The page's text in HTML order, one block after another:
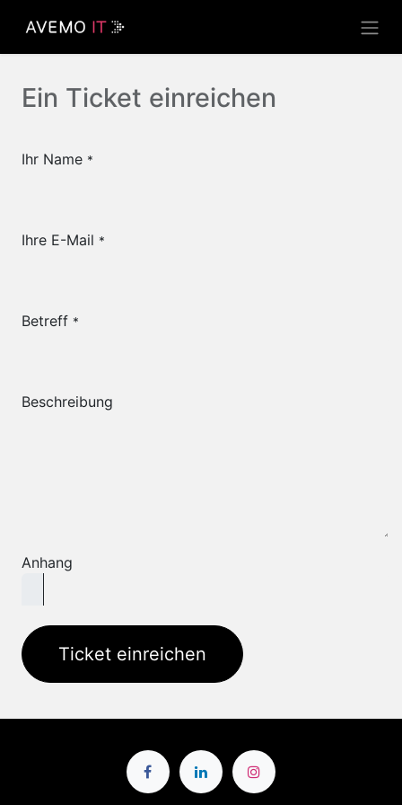
Ein Ticket einreichen
Ihr Name *
Ihre E-Mail *
Betreff *
Beschreibung
Anhang
Ticket einreichen